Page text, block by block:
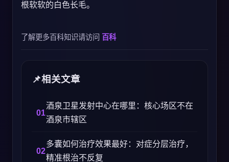
根软软的白色长毛。
了解更多百科知识请访问 百科
相关文章
酒泉卫星发射中心在哪里：核心场区不在
酒泉市辖区
多囊如何治疗效果最好：对症分层治疗，
精准根治不反复